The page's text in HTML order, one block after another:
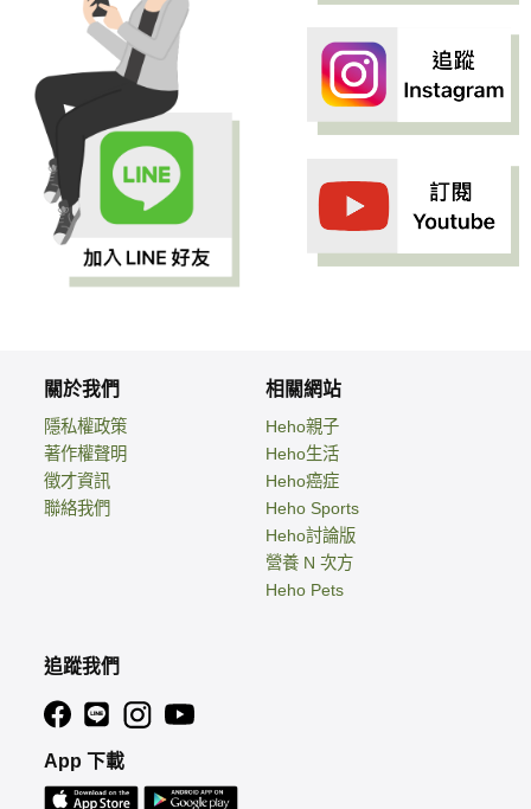
關於我們
隱私權政策
著作權聲明
徵才資訊
聯絡我們
相關網站
Heho親子
Heho生活
Heho癌症
Heho Sports
Heho討論版
營養 N 次方
Heho Pets
追蹤我們
App 下載